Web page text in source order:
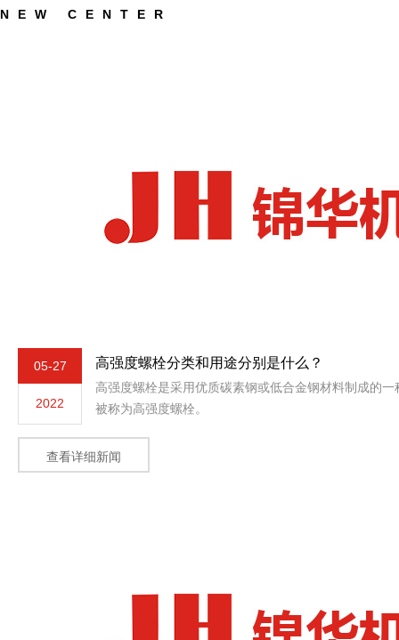
NEW CENTER
05-27
2022
高强度螺栓分类和用途分别是什么？
高强度螺栓是采用优质碳素钢或低合金钢材料制成的
被称为高强度螺栓。
查看详细新闻